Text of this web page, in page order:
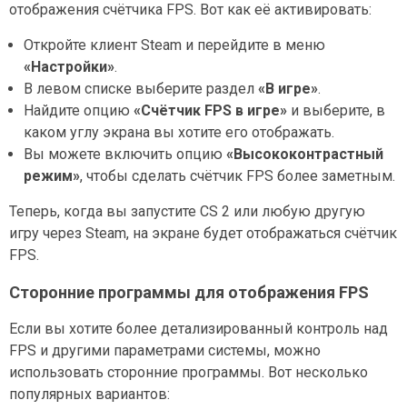
отображения счётчика FPS. Вот как её активировать:
Откройте клиент Steam и перейдите в меню
«Настройки».
В левом списке выберите раздел «В игре».
Найдите опцию «Счётчик FPS в игре» и выберите, в
каком углу экрана вы хотите его отображать.
Вы можете включить опцию «Высококонтрастный
режим», чтобы сделать счётчик FPS более заметным.
Теперь, когда вы запустите CS 2 или любую другую
игру через Steam, на экране будет отображаться счётчик
FPS.
Сторонние программы для отображения FPS
Если вы хотите более детализированный контроль над
FPS и другими параметрами системы, можно
использовать сторонние программы. Вот несколько
популярных вариантов: